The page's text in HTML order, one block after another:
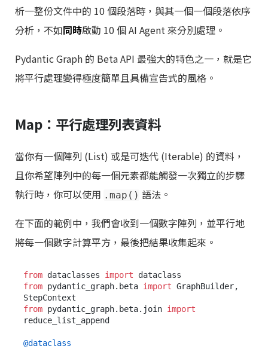
析一整份文件中的 10 個段落時，與其一個一個段落依序
分析，不如同時啟動 10 個 AI Agent 來分別處理。
Pydantic Graph 的 Beta API 最強大的特色之一，就是它
將平行處理變得極度簡單且具備宣告式的風格。
Map：平行處理列表資料
當你有一個陣列 (List) 或是可迭代 (Iterable) 的資料，
且你希望陣列中的每一個元素都能觸發一次獨立的步驟
執行時，你可以使用 .map() 語法。
在下面的範例中，我們會收到一個數字陣列，並平行地
將每一個數字計算平方，最後把結果收集起來。
from dataclasses import
from pydantic_graph.beta import GraphBuilder,
from pydantic_graph.beta.join import
reduce_list_append
@dataclass